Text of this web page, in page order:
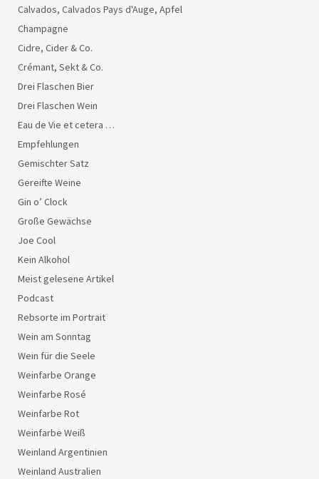
Calvados, Calvados Pays d'Auge, Apfel
Champagne
Cidre, Cider & Co.
Crémant, Sekt & Co.
Drei Flaschen Bier
Drei Flaschen Wein
Eau de Vie et cetera …
Empfehlungen
Gemischter Satz
Gereifte Weine
Gin o’ Clock
Große Gewächse
Joe Cool
Kein Alkohol
Meist gelesene Artikel
Podcast
Rebsorte im Portrait
Wein am Sonntag
Wein für die Seele
Weinfarbe Orange
Weinfarbe Rosé
Weinfarbe Rot
Weinfarbe Weiß
Weinland Argentinien
Weinland Australien